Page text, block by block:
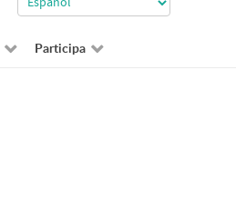
Participa